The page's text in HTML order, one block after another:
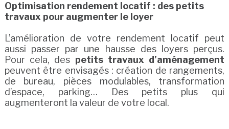
Optimisation rendement locatif : des petits
travaux pour augmenter le loyer
L’amélioration de votre rendement locatif peut
aussi passer par une hausse des loyers perçus.
Pour cela, des petits travaux d’aménagement
peuvent être envisagés : création de rangements,
de bureau, pièces modulables, transformation
d’espace, parking… Des petits plus qui
augmenteront la valeur de votre local.